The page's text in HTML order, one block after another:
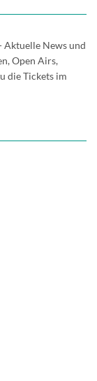
Aktuelle News und
Open Airs,
die Tickets im